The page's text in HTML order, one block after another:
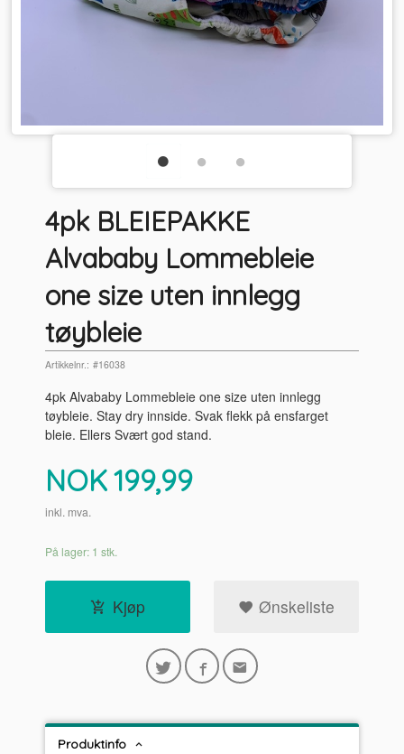
4pk BLEIEPAKKE
Alvababy Lommebleie
one size uten innlegg
tøybleie
Artikkelnr.: #16038
4pk Alvababy Lommebleie one size uten innlegg
tøybleie. Stay dry innside. Svak flekk på ensfarget
bleie. Ellers Svært god stand.
Pris
NOK199,99
inkl. mva.
På lager: 1 stk.
Kjøp Ønskeliste
Produktinfo